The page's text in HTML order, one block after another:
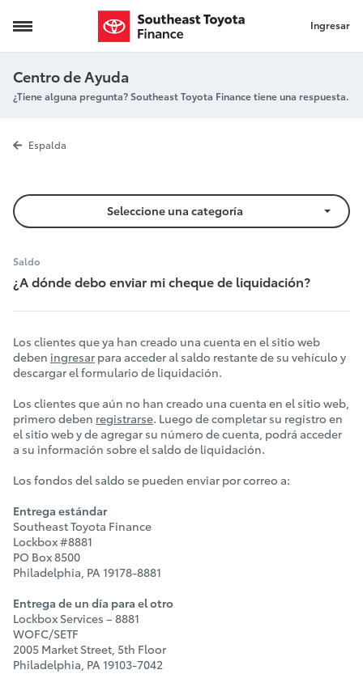
Cheque del saldo por correo postal -Ingresar
Centro de Ayuda
¿Tiene alguna pregunta? Southeast Toyota Finance tiene una respuesta.
Cheque del
Espalda
Seleccione una categoría
Saldo
¿A dónde debo enviar mi cheque de liquidación?
Los clientes que ya han creado una cuenta en el sitio web
deben ingresar para acceder al saldo restante de su vehículo y
descargar el formulario de liquidación.
Los clientes que aún no han creado una cuenta en el sitio web,
primero deben registrarse. Luego de completar su registro en
el sitio web y de agregar su número de cuenta, podrá acceder
a su información sobre el saldo de liquidación.
Los fondos del saldo se pueden enviar por correo a:
Entrega estándar
Southeast Toyota Finance
Lockbox #8881
PO Box 8500
Philadelphia, PA 19178-8881
Entrega de un día para el otro
Lockbox Services – 8881
WOFC/SETF
2005 Market Street, 5th Floor
Philadelphia, PA 19103-7042